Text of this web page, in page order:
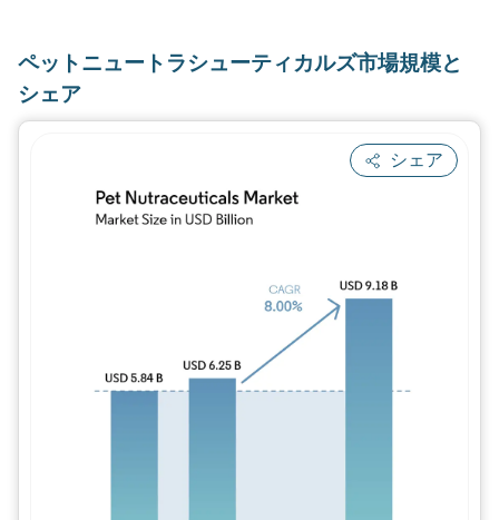
ペットニュートラシューティカルズ市場規模と
シェア
シェア